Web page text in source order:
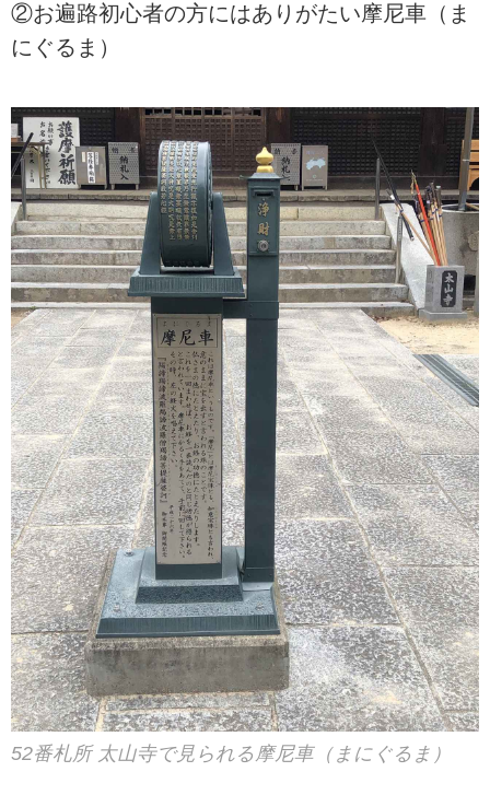
②お遍路初心者の方にはありがたい摩尼車（ま
にぐるま）
52番札所 太山寺で見られる摩尼車（まにぐるま）